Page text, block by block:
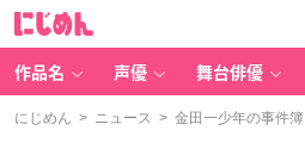
作品名 声優 舞台俳優
にじめん > ニュース > 金田一少年の事件簿